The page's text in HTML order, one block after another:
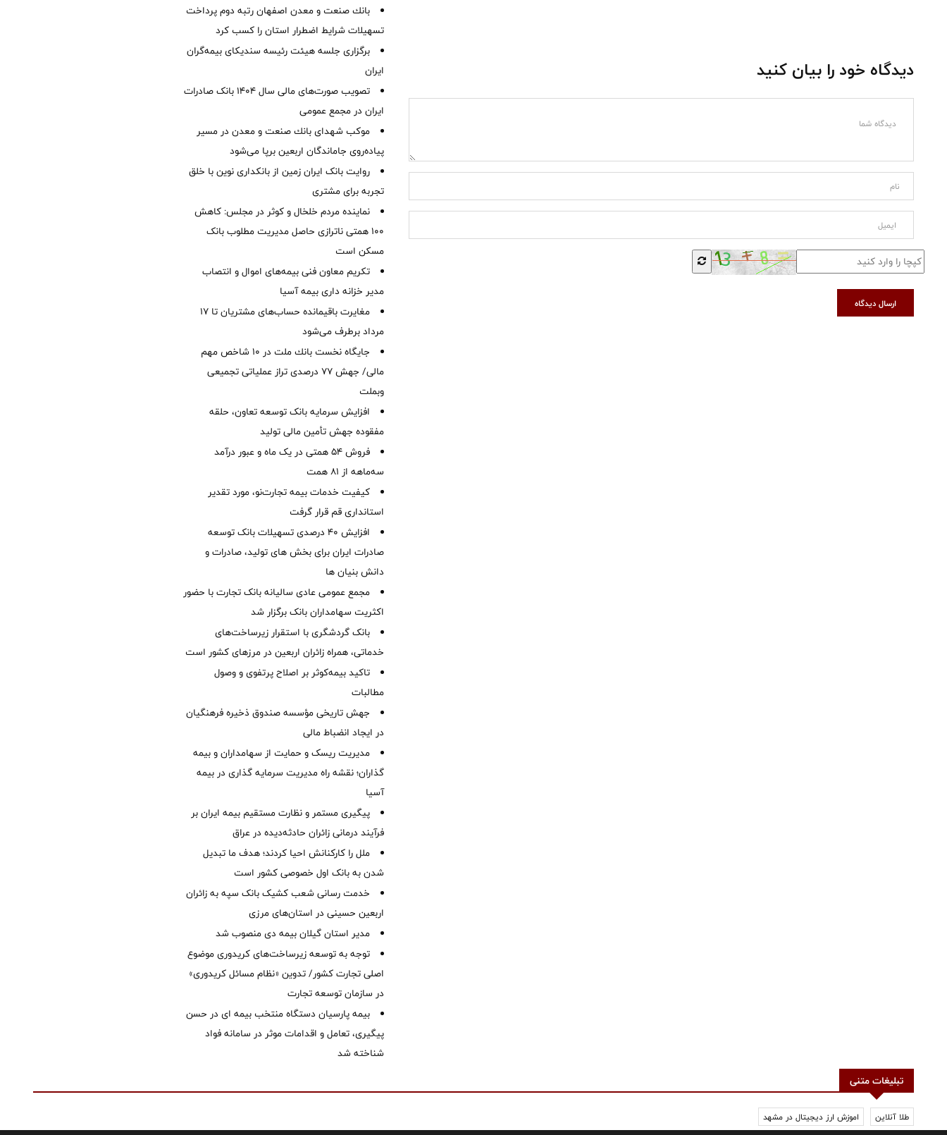
دیدگاه خود را بیان کنید
ارسال دیدگاه
بانك صنعت و معدن اصفهان رتبه دوم پرداخت
تسهیلات شرایط اضطرار استان را كسب كرد
برگزاری جلسه هیئت رئیسه سندیکای بیمه‌گران
ایران
تصویب صورت‌های مالی سال ۱۴۰۴ بانک صادرات
ایران در مجمع عمومی
موكب شهدای بانك صنعت و معدن در مسیر
پیاده‌روی جاماندگان اربعین برپا می‌شود
روایت بانک ایران زمین از بانکداری نوین با خلق
تجربه برای مشتری
نماینده مردم خلخال و کوثر در مجلس: کاهش
۱۰۰ همتی ناترازی حاصل مدیریت مطلوب بانک
مسکن است
تکریم معاون فنی بیمه‌های اموال و انتصاب
مدیر خزانه داری بیمه آسیا
مغایرت‌ باقیمانده حساب‌های مشتریان تا ۱۷
مرداد برطرف می‌شود
جایگاه نخست بانك ملت در 10 شاخص مهم
مالی/ جهش 77 درصدی تراز عملیاتی تجمیعی
وبملت
افزایش سرمایه بانک توسعه تعاون، حلقه
مفقوده جهش تأمین مالی تولید
فروش 54 همتی در یک ماه و عبور درآمد
سه‌ماهه از 81 همت
کیفیت خدمات بیمه تجارت‌نو، مورد تقدیر
استانداری قم قرار گرفت
افزایش 40 درصدی تسهیلات بانک توسعه
صادرات ایران برای بخش های تولید، صادرات و
دانش بنیان ها
مجمع عمومی عادی سالیانه بانک تجارت با حضور
اکثریت سهامداران بانک برگزار شد
بانک گردشگری با استقرار زیرساخت‌های
خدماتی، همراه زائران اربعین در مرزهای کشور است
تاکید بیمه‌کوثر بر اصلاح پرتفوی و وصول
مطالبات ‌
جهش تاریخی مؤسسه صندوق ذخیره فرهنگیان
در ایجاد انضباط مالی
مدیریت ریسک و حمایت از سهامداران و بیمه
گذاران؛ نقشه راه مدیریت سرمایه گذاری در بیمه
آسیا
پیگیری مستمر و نظارت مستقیم بیمه ایران بر
فرآیند درمانی زائران حادثه‌دیده در عراق
ملل را کارکنانش احیا کردند؛ هدف ما تبدیل
شدن به بانک اول خصوصی کشور است
خدمت رسانی شعب کشیک بانک سپه به زائران
اربعین حسینی در استان‌‌های مرزی
‌مدیر استان گیلان بیمه دی منصوب شد
توجه به توسعه زیرساخت‌های کریدوری موضوع
اصلی تجارت کشور/ تدوین «نظام مسائل کریدوری»
در سازمان توسعه تجارت
بیمه پارسیان دستگاه منتخب بیمه ای در حسن
پیگیری، تعامل و اقدامات موثر در سامانه فواد
شناخته شد
تبلیغات متنی
طلا آنلاین اموزش ارز دیجیتال در مشهد